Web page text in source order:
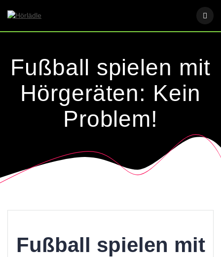
Fußball spielen mit
Hörgeräten: Kein
Problem!
Fußball spielen mit